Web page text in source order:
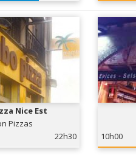
Nice Est
Pizzas
22h30
10h00